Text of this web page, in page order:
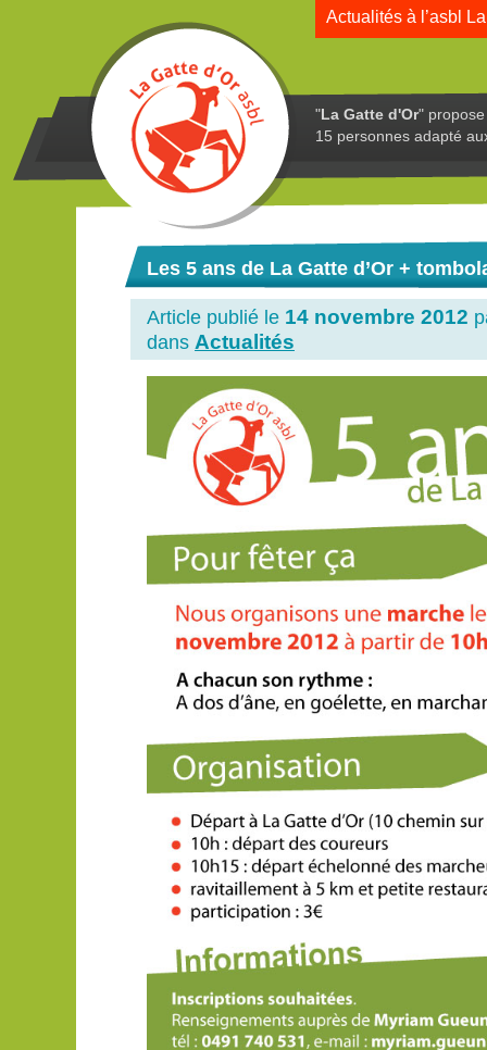
Actualités à l’asbl
"La Gatte d'Or"
15 personnes adapté
Les 5 ans de La Gatte d’Or +
Article publié le 14 novembre 2012
dans Actualités